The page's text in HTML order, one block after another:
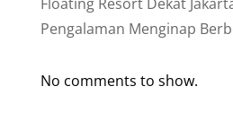
Pengalaman Menginap
No comments to show.